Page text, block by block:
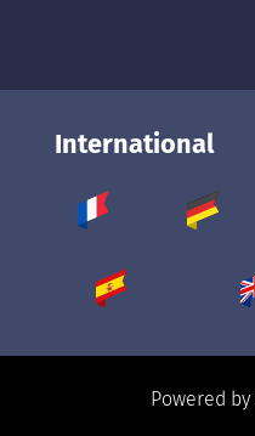
International
Powered by